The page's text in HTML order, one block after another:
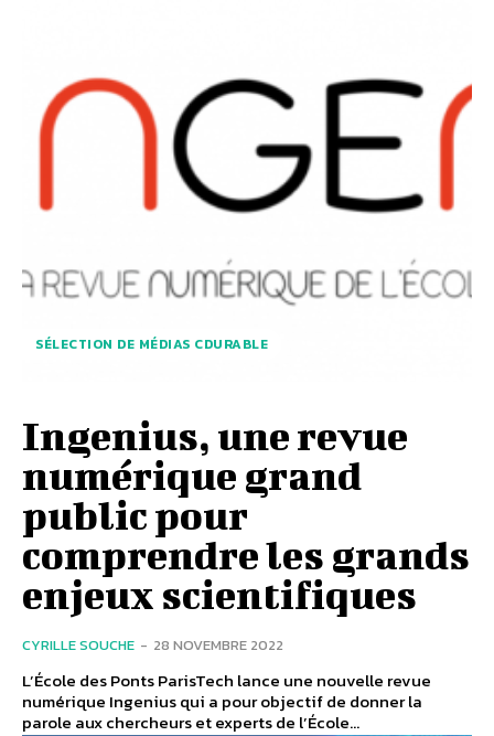
SÉLECTION DE MÉDIAS CDURABLE
Ingenius, une revue
numérique grand
public pour
comprendre les grands
enjeux scientifiques
CYRILLE SOUCHE - 28 NOVEMBRE 2022
L’École des Ponts ParisTech lance une nouvelle revue
numérique Ingenius qui a pour objectif de donner la
parole aux chercheurs et experts de l’École...